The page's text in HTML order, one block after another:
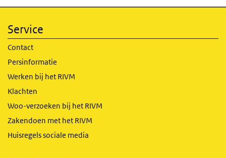
Service
Contact
Persinformatie
Werken bij het RIVM
Klachten
Woo-verzoeken bij het RIVM
Zakendoen met het RIVM
Huisregels sociale media